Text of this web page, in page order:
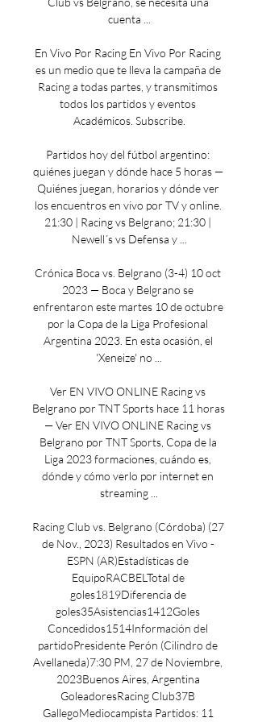
cuenta ...
En Vivo Por Racing En Vivo Por Racing
es un medio que te lleva la campaña de
Racing a todas partes, y transmitimos
todos los partidos y eventos
Académicos. Subscribe.
Partidos hoy del fútbol argentino:
quiénes juegan y dónde hace 5 horas —
Quiénes juegan, horarios y dónde ver
los encuentros en vivo por TV y online.
21:30 | Racing vs Belgrano; 21:30 |
Newell´s vs Defensa y ...
Crónica Boca vs. Belgrano (3-4) 10 oct
2023 — Boca y Belgrano se
enfrentaron este martes 10 de octubre
por la Copa de la Liga Profesional
Argentina 2023. En esta ocasión, el
'Xeneize' no ...
Ver EN VIVO ONLINE Racing vs
Belgrano por TNT Sports hace 11 horas
— Ver EN VIVO ONLINE Racing vs
Belgrano por TNT Sports, Copa de la
Liga 2023 formaciones, cuándo es,
dónde y cómo verlo por internet en
streaming ...
Racing Club vs. Belgrano (Córdoba) (27
de Nov., 2023) Resultados en Vivo -
ESPN (AR)Estadísticas de
EquipoRACBELTotal de
goles1819Diferencia de
goles35Asistencias1412Goles
Concedidos1514Información del
partidoPresidente Perón (Cilindro de
Avellaneda)7:30 PM, 27 de Noviembre,
2023Buenos Aires, Argentina
GoleadoresRacing Club37B
GallegoMediocampista Partidos: 11